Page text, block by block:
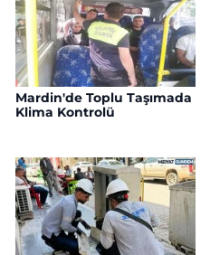
Mardin'de Toplu Taşımada
Klima Kontrolü